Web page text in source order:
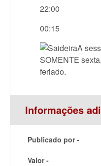
22:00
00:15
A
SOMENTE
feriado.
Informações
Publicado por -
Valor -